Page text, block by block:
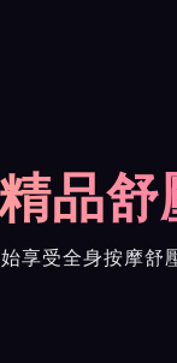
品舒
享受全身按摩舒